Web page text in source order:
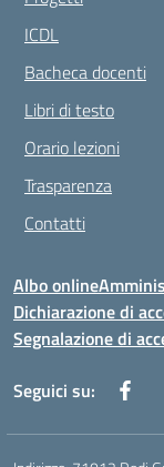
ICDL
Bacheca docenti
Libri di testo
Orario lezioni
Trasparenza
Contatti
Albo online
Dichiarazione di
Segnalazione di
Seguici su: